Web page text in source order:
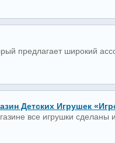
предлагает широкий
Детских Игрушек
все игрушки